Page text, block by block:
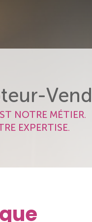
NOTRE MÉTIER.
EXPERTISE.